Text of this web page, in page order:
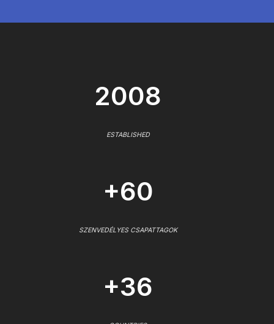
2008
ESTABLISHED
+60
SZENVEDÉLYES CSAPATTAGOK
+36